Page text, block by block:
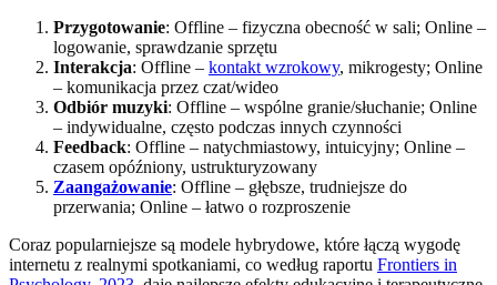
Przygotowanie: Offline – fizyczna obecność w sali; Online –
logowanie, sprawdzanie sprzętu
Interakcja: Offline – kontakt wzrokowy, mikrogesty; Online
– komunikacja przez czat/wideo
Odbiór muzyki: Offline – wspólne granie/słuchanie; Online
– indywidualne, często podczas innych czynności
Feedback: Offline – natychmiastowy, intuicyjny; Online –
czasem opóźniony, ustrukturyzowany
Zaangażowanie: Offline – głębsze, trudniejsze do
przerwania; Online – łatwo o rozproszenie
Coraz popularniejsze są modele hybrydowe, które łączą wygodę
internetu z realnymi spotkaniami, co według raportu Frontiers in